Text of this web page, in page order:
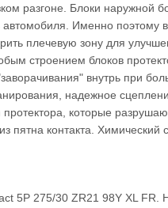
разгоне. Блоки наружной
автомобиля. Именно поэтому
плечевую зону для
строением блоков
внутрь при
надежное
которые
пятна контакта. Химический
5P 275/30 ZR21 98Y XL FR.